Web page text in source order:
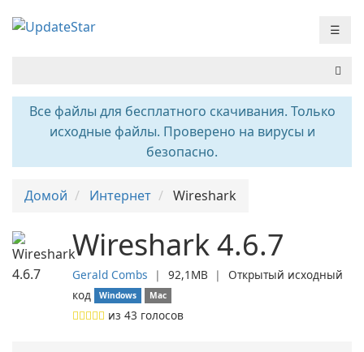
☰
Все файлы для бесплатного скачивания. Только
исходные файлы. Проверено на вирусы и
безопасно.
Домой Интернет Wireshark
Wireshark 4.6.7
Gerald Combs ❘ 92,1MB ❘ Открытый исходный
код
Windows Mac
из 43 голосов